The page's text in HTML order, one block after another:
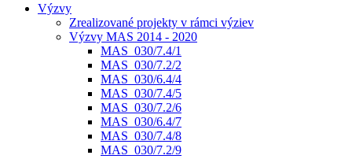
Výzvy
Zrealizované projekty v rámci výziev
Výzvy MAS 2014 - 2020
MAS_030/7.4/1
MAS_030/7.2/2
MAS_030/6.4/4
MAS_030/7.4/5
MAS_030/7.2/6
MAS_030/6.4/7
MAS_030/7.4/8
MAS_030/7.2/9